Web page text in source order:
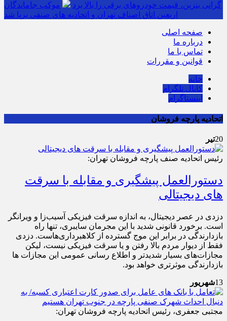
گرانی بنزین، قیمت خودروهای برقی را بالا برد
موکب جاماندگان
اربعین اتاق اصناف تهران و اتحادیه های صنفی برپا شد
صفحه اصلی
درباره ما
تماس با ما
قوانین و مقررات
خانه
کانال تلگرام
اینستاگرام
اتحادیه پارچه فروشان
20تیر
رئیس اتحادیه صنف پارچه فروشان تهران:
دستورالعمل پیشگیری و مقابله با سرقت
های دیجیتالی
دزدی در عصر دیجیتال، به اندازه سرقت فیزیکی آسیب‌زا و ویرانگر
است. برخورد قانونی شدید با این مجرمان سایبری، تنها راه
بازدارندگی در برابر این موج گسترده از کلاهبرداری‌هاست. دزدی
فقط از دیوار مردم بالا رفتن و یا سرقت فیزیکی نیست، لیکن
مجازات‌های بسیار شدیدتر و اطلاع رسانی عمومی این مجازات ها
بازدارندگی موثرتری خواهد بود. ‌
13شهریور
مجتبی جعفری، رئیس اتحادیه پارچه فروشان تهران: